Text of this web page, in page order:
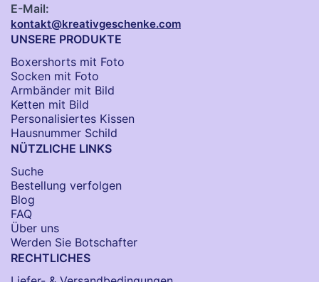
E-Mail:
kontakt@kreativgeschenke.com
UNSERE PRODUKTE
Boxershorts mit Foto
Socken​ mit Foto
Armbänder mit Bild​
Ketten mit Bild
Personalisiertes Kissen
Hausnummer Schild
NÜTZLICHE LINKS
Suche
Bestellung verfolgen
Blog
FAQ
Über uns
Werden Sie Botschafter
RECHTLICHES